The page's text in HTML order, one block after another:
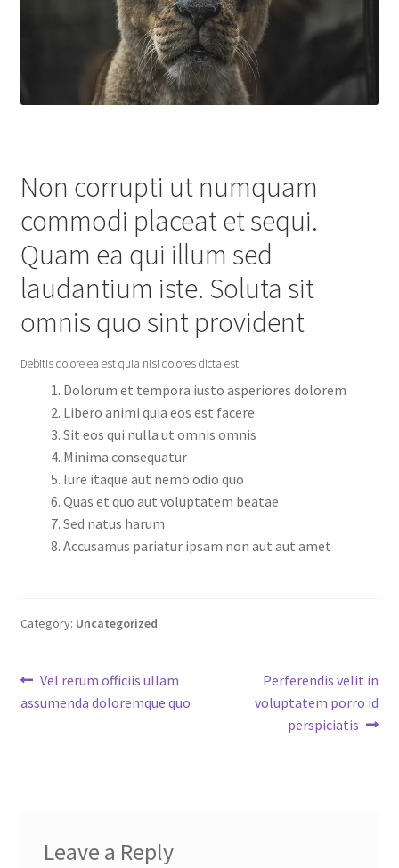
Non corrupti ut numquam
commodi placeat et sequi.
Quam ea qui illum sed
laudantium iste. Soluta sit
omnis quo sint provident
Debitis dolore ea est quia nisi dolores dicta est
Dolorum et tempora iusto asperiores dolorem
Libero animi quia eos est facere
Sit eos qui nulla ut omnis omnis
Minima consequatur
Iure itaque aut nemo odio quo
Quas et quo aut voluptatem beatae
Sed natus harum
Accusamus pariatur ipsam non aut aut amet
Category: Uncategorized
Post
navigation
Previous
post:
Vel rerum officiis ullam
assumenda doloremque quo
Next
post:
Perferendis velit in
voluptatem porro id
perspiciatis
Leave a Reply